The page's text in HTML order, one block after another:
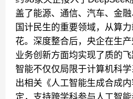
盖了能源、通信、汽车、金
国计民生的重要领域，从算
花。深度整合后，央企在生
业务创新方面均实现了质的
智能不仅仅局限于计算机科
出相关《人工智能生成合成
定，支持跨学科参与人工智能